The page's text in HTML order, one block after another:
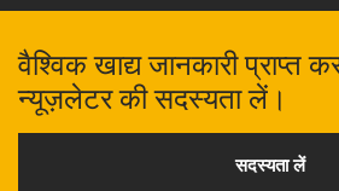
वैश्विक खाद्य जानकारी प्राप्त
न्यूज़लेटर की सदस्यता लें।
सदस्यता लें